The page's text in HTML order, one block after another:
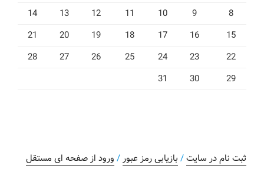
8
9
10
11
12
13
14
15
16
17
18
19
20
21
22
23
24
25
26
27
28
29
30
31
ثبت نام در سایت/ بازیابی رمز عبور / ورود از صفحه ای مستقل